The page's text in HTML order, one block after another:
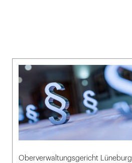
Oberverwaltungsgericht Lüneburg